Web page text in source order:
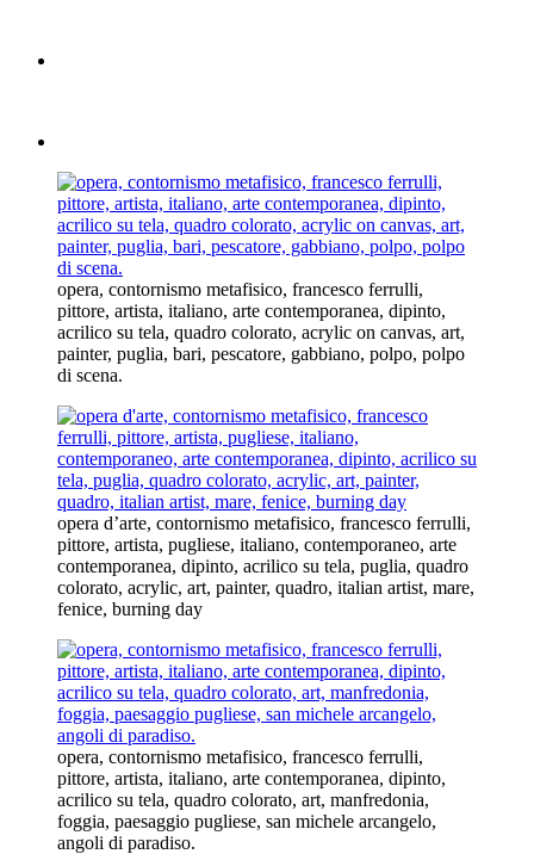
opera, contornismo metafisico, francesco ferrulli,
pittore, artista, italiano, arte contemporanea, dipinto,
acrilico su tela, quadro colorato, acrylic on canvas, art,
painter, puglia, bari, pescatore, gabbiano, polpo, polpo
di scena.
opera d’arte, contornismo metafisico, francesco ferrulli,
pittore, artista, pugliese, italiano, contemporaneo, arte
contemporanea, dipinto, acrilico su tela, puglia, quadro
colorato, acrylic, art, painter, quadro, italian artist, mare,
fenice, burning day
opera, contornismo metafisico, francesco ferrulli,
pittore, artista, italiano, arte contemporanea, dipinto,
acrilico su tela, quadro colorato, art, manfredonia,
foggia, paesaggio pugliese, san michele arcangelo,
angoli di paradiso.